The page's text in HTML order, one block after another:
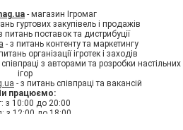
- магазин Ігромаг
гуртових закупівель і продажів
питань поставок та дистрибуції
- з питань контенту та маркетингу
організації ігротек і заходів
з авторами та розробки настільних
ігор
- з питань співпраці та вакансій
працюємо:
з 10:00 до 20:00
з 12:00 до 18:00